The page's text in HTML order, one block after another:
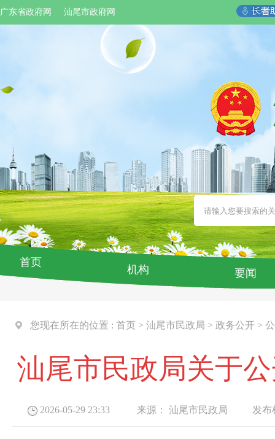
广东省政府网 汕尾市政府网
首页
机构 要闻
您现在所在的位置 : 首页 > 汕尾市民政局 > 政务公开 >
汕尾市民政局关于
2026-05-29 23:33 来源： 汕尾市民政局 发布